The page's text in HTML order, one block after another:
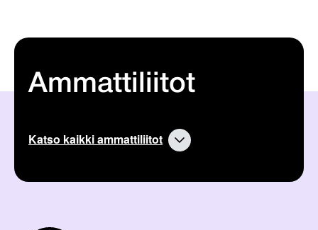
Ammattiliitot
Katso kaikki ammattiliitot